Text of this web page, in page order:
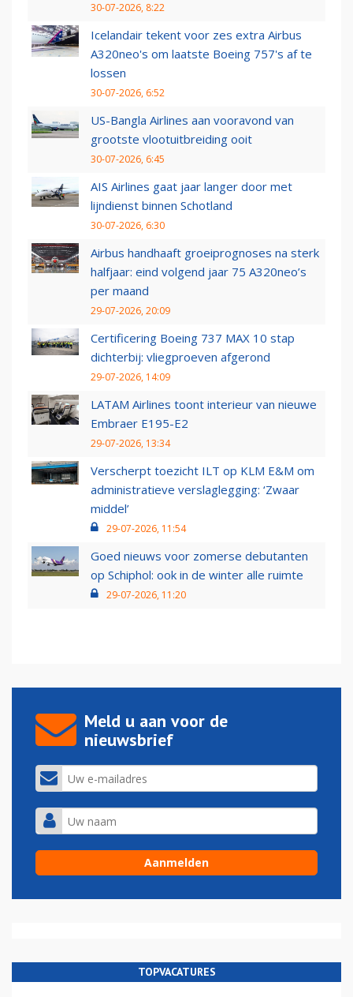
30-07-2026, 8:22
Icelandair tekent voor zes extra Airbus
A320neo's om laatste Boeing 757's af te
lossen
30-07-2026, 6:52
US-Bangla Airlines aan vooravond van
grootste vlootuitbreiding ooit
30-07-2026, 6:45
AIS Airlines gaat jaar langer door met
lijndienst binnen Schotland
30-07-2026, 6:30
Airbus handhaaft groeiprognoses na sterk
halfjaar: eind volgend jaar 75 A320neo’s
per maand
29-07-2026, 20:09
Certificering Boeing 737 MAX 10 stap
dichterbij: vliegproeven afgerond
29-07-2026, 14:09
LATAM Airlines toont interieur van nieuwe
Embraer E195-E2
29-07-2026, 13:34
Verscherpt toezicht ILT op KLM E&M om
administratieve verslaglegging: ‘Zwaar
middel’
29-07-2026, 11:54
Goed nieuws voor zomerse debutanten
op Schiphol: ook in de winter alle ruimte
29-07-2026, 11:20
Meld u aan voor de
nieuwsbrief
TOPVACATURES